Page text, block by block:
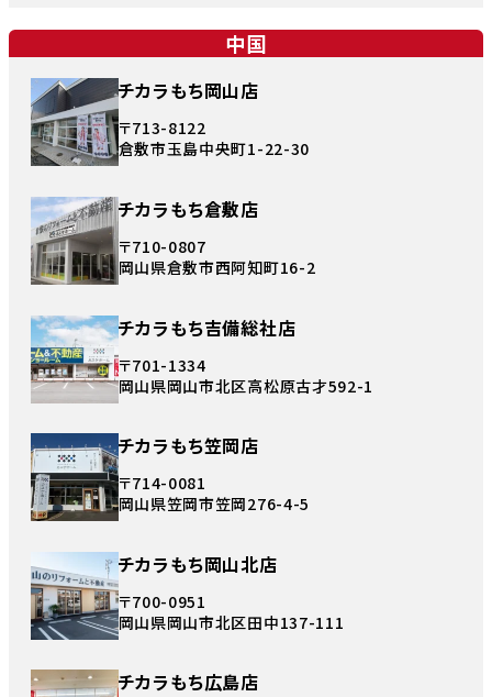
中国
チカラもち岡山店
〒713-8122
倉敷市玉島中央町1-22-30
チカラもち倉敷店
〒710-0807
岡山県倉敷市西阿知町16-2
チカラもち吉備総社店
〒701-1334
岡山県岡山市北区高松原古才592-1
チカラもち笠岡店
〒714-0081
岡山県笠岡市笠岡276-4-5
チカラもち岡山北店
〒700-0951
岡山県岡山市北区田中137-111
チカラもち広島店